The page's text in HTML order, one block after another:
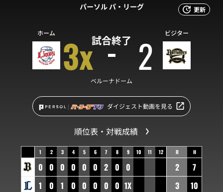
更新
パーソル パ・リーグ
試合終了
ホーム 3x 2 ビジター
ベルーナドーム
ダイジェスト動画を見る
順位表・対戦成績
1 2 3 4 5 6 7 8 9 10 11 12
0 0 0 0 0 0 2 0 0
1
0 1 0 0 0 0 0 1X
R H
2
7
3
10